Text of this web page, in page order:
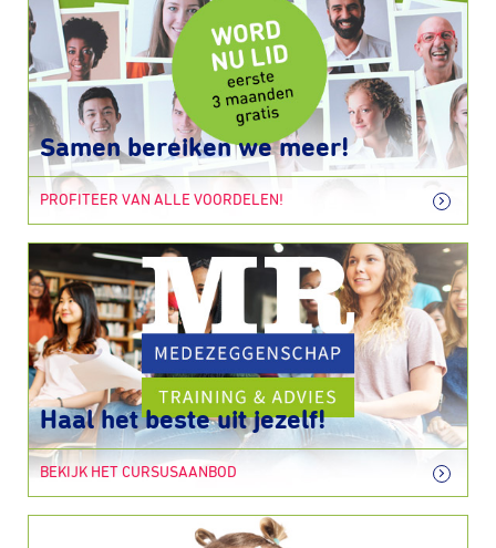
Samen bereiken we meer!
PROFITEER VAN ALLE VOORDELEN!
Haal het beste uit jezelf!
BEKIJK HET CURSUSAANBOD